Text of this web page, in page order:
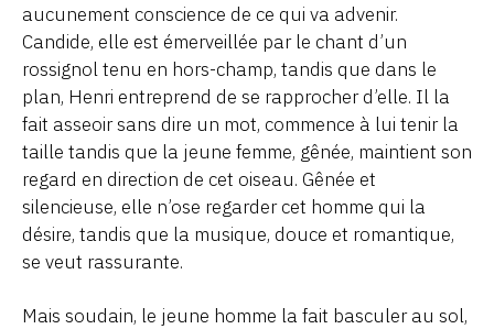
aucunement conscience de ce qui va advenir.
Candide, elle est émerveillée par le chant d’un
rossignol tenu en hors-champ, tandis que dans le
plan, Henri entreprend de se rapprocher d’elle. Il la
fait asseoir sans dire un mot, commence à lui tenir la
taille tandis que la jeune femme, gênée, maintient son
regard en direction de cet oiseau. Gênée et
silencieuse, elle n’ose regarder cet homme qui la
désire, tandis que la musique, douce et romantique,
se veut rassurante.
Mais soudain, le jeune homme la fait basculer au sol,